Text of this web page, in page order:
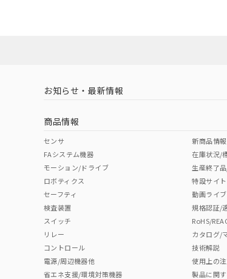
中国 RoHS 注意事項・凡例
中国 RoHS表
Pb Hg
"対応済み"や非含有の記載がされた商品であっ
非含有品が必要な際は、弊社営業部門もしくは
（イギリス
（ノルウェー
お知らせ・最新情報
商品情報
センサ
FAシステム機器
モーション/ドライブ
ロボティクス
セーフティ
検査装置
スイッチ
リレー
コントロール
電源/周辺機器他
省エネ支援/環境対策機器
新商品情報
在庫状況/
生産終了
特設サイト
動画ライ
規格認証/
RoHS/
カタログ/
技術解説
使用上の
製品に関